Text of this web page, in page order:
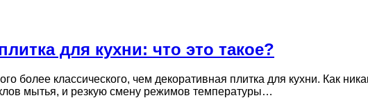
для кухни: что это такое?
более классического, чем декоративная плитка для кухни. Как
мытья, и резкую смену режимов температуры…